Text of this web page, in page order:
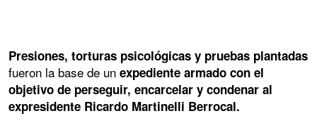
Presiones, torturas psicológicas y pruebas plantadas
fueron la base de un expediente armado con el
objetivo de perseguir, encarcelar y condenar al
expresidente Ricardo Martinelli Berrocal.